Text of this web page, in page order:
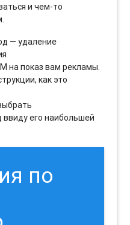
и чем-то
— удаление
на показ вам рекламы.
как это
его наибольшей
по